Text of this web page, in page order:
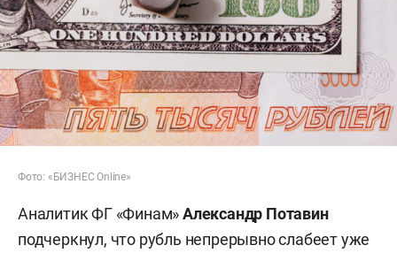
Фото: «БИЗНЕС Online»
Аналитик ФГ «Финам»Александр Потавин
подчеркнул, что рубль непрерывно слабеет уже